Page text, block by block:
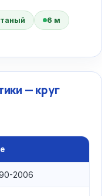
6 м
— круг
2006